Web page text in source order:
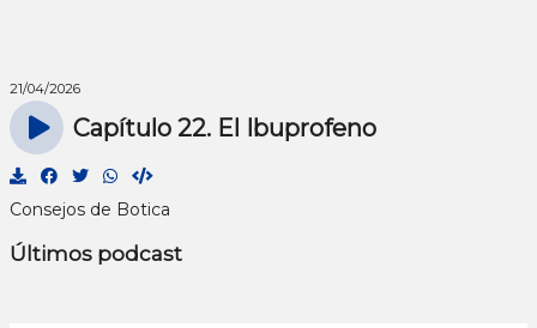
21/04/2026
Capítulo 22. El Ibuprofeno
Consejos de Botica
Últimos podcast